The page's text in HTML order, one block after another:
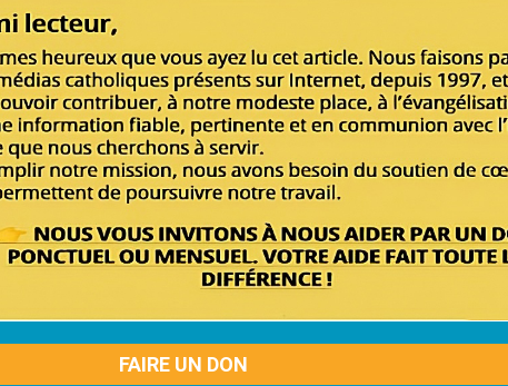
FAIRE UN DON